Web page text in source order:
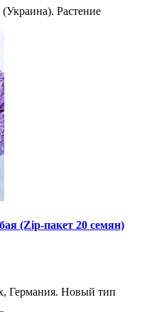
Растение
(Zip-пакет 20 семян)
Германия. Новый тип